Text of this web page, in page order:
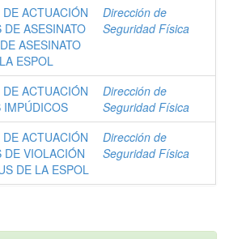
ACTUACIÓN
ASESINATO
ASESINATO
ESPOL
Dirección de
Seguridad Física
ACTUACIÓN
IMPÚDICOS
Dirección de
Seguridad Física
ACTUACIÓN
DE VIOLACIÓN
DE LA ESPOL
Dirección de
Seguridad Física